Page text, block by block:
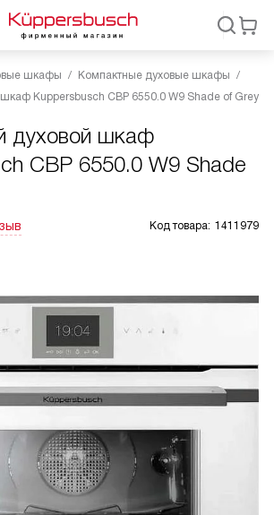
шкафы
Компактные духовые шкафы
Kuppersbusch CBP 6550.0 W9 Shade of Grey
духовой шкаф
CBP 6550.0 W9 Shade
Код товара: 1411979